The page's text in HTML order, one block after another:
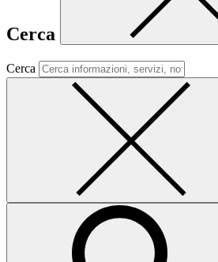
Cerca
Cerca